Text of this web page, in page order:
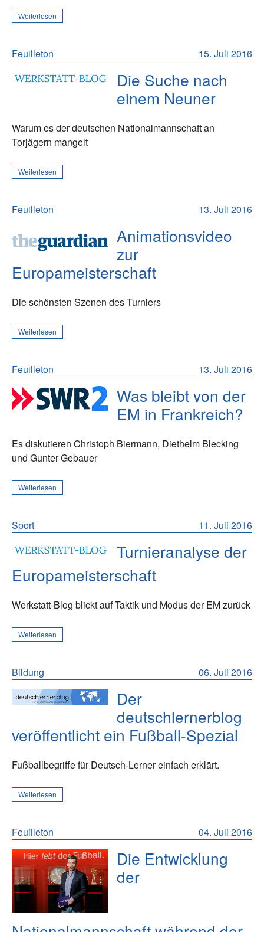
Weiterlesen
15. Juli 2016
Feuilleton
Die Suche nach
einem Neuner
Warum es der deutschen Nationalmannschaft an
Torjägern mangelt
Weiterlesen
13. Juli 2016
Feuilleton
Animationsvideo
zur
Europameisterschaft
Die schönsten Szenen des Turniers
Weiterlesen
13. Juli 2016
Feuilleton
Was bleibt von der
EM in Frankreich?
Es diskutieren Christoph Biermann, Diethelm Blecking
und Gunter Gebauer
Weiterlesen
11. Juli 2016
Sport
Turnieranalyse der
Europameisterschaft
Werkstatt-Blog blickt auf Taktik und Modus der EM zurück
Weiterlesen
06. Juli 2016
Bildung
Der
deutschlernerblog
veröffentlicht ein Fußball-Spezial
Fußballbegriffe für Deutsch-Lerner einfach erklärt.
Weiterlesen
04. Juli 2016
Feuilleton
Die Entwicklung
der